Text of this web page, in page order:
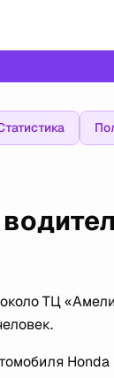
ТЦ
Honda